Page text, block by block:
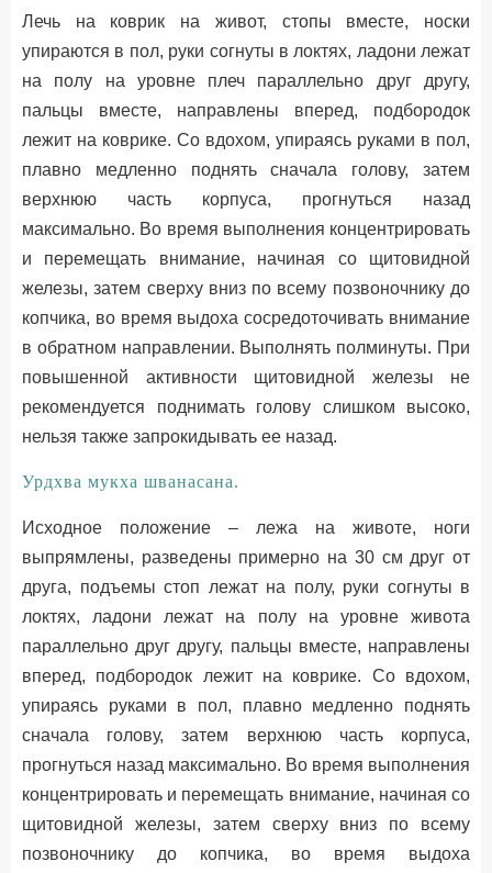
Лечь на коврик на живот, стопы вместе, носки
упираются в пол, руки согнуты в локтях, ладони лежат
на полу на уровне плеч параллельно друг другу,
пальцы вместе, направлены вперед, подбородок
лежит на коврике. Со вдохом, упираясь руками в пол,
плавно медленно поднять сначала голову, затем
верхнюю часть корпуса, прогнуться назад
максимально. Во время выполнения концентрировать
и перемещать внимание, начиная со щитовидной
железы, затем сверху вниз по всему позвоночнику до
копчика, во время выдоха сосредоточивать внимание
в обратном направлении. Выполнять полминуты. При
повышенной активности щитовидной железы не
рекомендуется поднимать голову слишком высоко,
нельзя также запрокидывать ее назад.
Урдхва мукха шванасана.
Исходное положение – лежа на животе, ноги
выпрямлены, разведены примерно на 30 см друг от
друга, подъемы стоп лежат на полу, руки согнуты в
локтях, ладони лежат на полу на уровне живота
параллельно друг другу, пальцы вместе, направлены
вперед, подбородок лежит на коврике. Со вдохом,
упираясь руками в пол, плавно медленно поднять
сначала голову, затем верхнюю часть корпуса,
прогнуться назад максимально. Во время выполнения
концентрировать и перемещать внимание, начиная со
щитовидной железы, затем сверху вниз по всему
позвоночнику до копчика, во время выдоха